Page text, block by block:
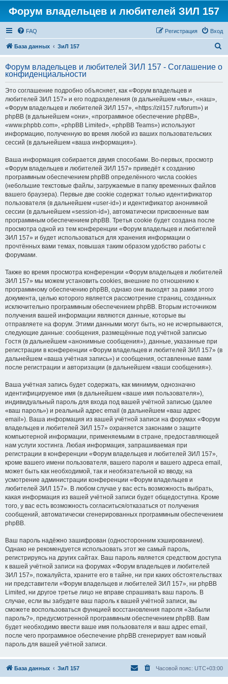
Форум владельцев и любителей ЗИЛ 157
FAQ Вход
Регистрация
База данных ЗиЛ 157
с
Форум владельцев и любителей ЗИЛ 157 - Соглашение о
конфиденциальности
Это соглашение подробно объясняет, как «Форум владельцев и
любителей ЗИЛ 157» и его подразделения (в дальнейшем «мы», «наш»,
«Форум владельцев и любителей ЗИЛ 157», «https://zil157.ru/forum») и
phpBB (в дальнейшем «они», «программное обеспечение phpBB»,
«www.phpbb.com», «phpBB Limited», «phpBB Teams») используют
информацию, полученную во время любой из ваших пользовательских
сессий (в дальнейшем «ваша информация»).
Ваша информация собирается двумя способами. Во-первых, просмотр
«Форум владельцев и любителей ЗИЛ 157» приведёт к созданию
программным обеспечением phpBB определённого числа cookies
(небольшие текстовые файлы, загружаемые в папку временных файлов
вашего браузера). Первые две cookie содержат только идентификатор
пользователя (в дальнейшем «user-id») и идентификатор анонимной
сессии (в дальнейшем «session-id»), автоматически присвоенные вам
программным обеспечением phpBB. Третья cookie будет создана после
просмотра одной из тем конференции «Форум владельцев и любителей
ЗИЛ 157» и будет использоваться для хранения информации о
прочтённых вами темах, повышая таким образом удобство работы с
форумами.
Также во время просмотра конференции «Форум владельцев и любителей
ЗИЛ 157» мы можем установить cookies, внешние по отношению к
программному обеспечению phpBB, однако они выходят за рамки этого
документа, целью которого является рассмотрение страниц, созданных
исключительно программным обеспечением phpBB. Вторым источником
получения вашей информации являются данные, которые вы
отправляете на форум. Этими данными могут быть, но не исчерпываются,
следующие данные: сообщения, размещённые под учётной записью
Гостя (в дальнейшем «анонимные сообщения»), данные, указанные при
регистрации в конференции «Форум владельцев и любителей ЗИЛ 157» (в
дальнейшем «ваша учётная запись») и сообщения, оставленные вами
после регистрации и авторизации (в дальнейшем «ваши сообщения»).
Ваша учётная запись будет содержать, как минимум, однозначно
идентифицируемое имя (в дальнейшем «ваше имя пользователя»),
индивидуальный пароль для входа под вашей учётной записью (далее
«ваш пароль») и реальный адрес email (в дальнейшем «ваш адрес
email»). Ваша информация из вашей учётной записи на форумах «Форум
владельцев и любителей ЗИЛ 157» охраняется законами о защите
компьютерной информации, применяемыми в стране, предоставляющей
нам услуги хостинга. Любая информация, запрашиваемая при
регистрации в конференции «Форум владельцев и любителей ЗИЛ 157»,
кроме вашего имени пользователя, вашего пароля и вашего адреса email,
может быть как необходимой, так и необязательной ко вводу, на
усмотрение администрации конференции «Форум владельцев и
любителей ЗИЛ 157». В любом случае у вас есть возможность выбрать,
какая информация из вашей учётной записи будет общедоступна. Кроме
того, у вас есть возможность согласиться/отказаться от получения
сообщений, автоматически сгенерированных программным обеспечением
phpBB.
Ваш пароль надёжно зашифрован (односторонним хэшированием).
Однако не рекомендуется использовать этот же самый пароль,
регистрируясь на других сайтах. Ваш пароль является средством доступа
к вашей учётной записи на форумах «Форум владельцев и любителей
ЗИЛ 157», пожалуйста, храните его в тайне, ни при каких обстоятельствах
ни представители «Форум владельцев и любителей ЗИЛ 157», ни phpBB
Limited, ни другое третье лицо не вправе спрашивать ваш пароль. В
случае, если вы забудете ваш пароль к вашей учётной записи, вы
сможете воспользоваться функцией восстановления пароля «Забыли
пароль?», предусмотренной программным обеспечением phpBB. Вам
будет необходимо ввести ваше имя пользователя и ваш адрес email,
после чего программное обеспечение phpBB сгенерирует вам новый
пароль для вашей учётной записи.
База данных ЗиЛ 157 Часовой пояс: UTC+03:00